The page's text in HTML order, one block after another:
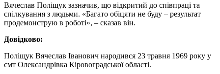
Вячеслав Поліщук зазначив, що відкритий до співпраці та
спілкування з людьми. «Багато обіцяти не буду – результат
продемонструю в роботі», – сказав він.
Довідково:
Поліщук Вячеслав Іванович народився 23 травня 1969 року у
смт Олександрівка Кіровоградської області.